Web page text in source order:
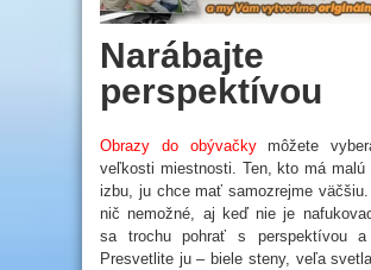
perspektívou
Obrazy do obývačkymôžete
veľkosti miestnosti. Ten, kto má malú
izbu, ju chce mať samozrejme
nič nemožné, aj keď nie je
sa trochu pohrať s perspektívou a
Presvetlite ju – biele steny, veľa